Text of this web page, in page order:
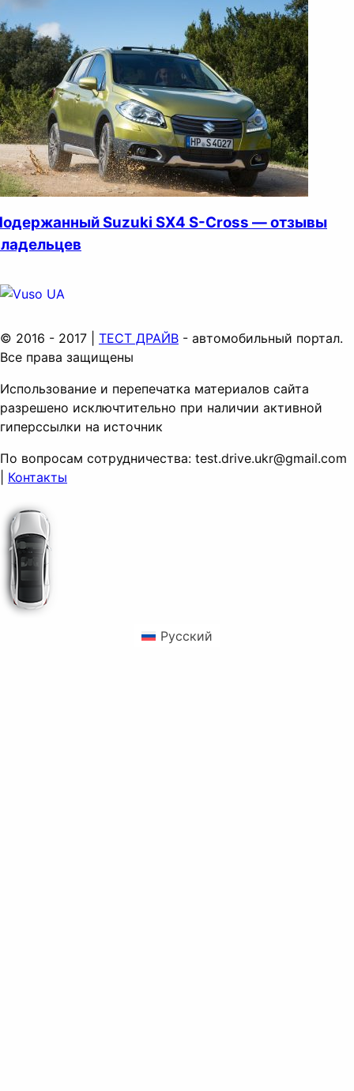
Suzuki SX4 S-Cross — отзывы
© 2016 - 2017 | ТЕСТ ДРАЙВ - автомобильный портал.
Все права защищены
Использование и перепечатка материалов сайта
разрешено исключтительно при наличии активной
гиперссылки на источник
По вопросам сотрудничества: test.drive.ukr@gmail.com
Контакты
Русский